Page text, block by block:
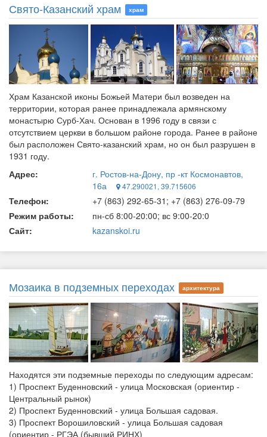
Свято-Казанский храм храм
Храм Казанской иконы Божьей Матери был возведен на
территории, которая ранее принадлежала армянскому
монастырю Сурб-Хач. Основан в 1996 году в связи с
отсутствием церкви в большом районе города. Ранее в районе
был расположен Свято-казанский храм, но он был разрушен в
1931 году.
Адрес:
г. Ростов-на-Дону, пр -кт Космонавтов,
16а
47.290021, 39.715606
Телефон:
+7 (863) 292‑65-31; +7 (863) 276‑09-79
Режим работы:
пн-сб 8:00-20:00; вс 9:00-20:0
Сайт:
kazanskoi.ru
Мозаика в подземных переходах архитектура
Находятся эти подземные переходы по следующим адресам:
1) Проспект Буденновский - улица Московская (ориентир -
Центральный рынок)
2) Проспект Буденновский - улица Большая садовая.
3) Проспект Ворошиловский - улица Большая садовая
(ориентир - РГЭА (бывший РИНХ)